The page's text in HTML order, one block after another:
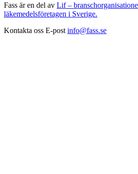
Fass är en del av Lif –
läkemedelsföretagen i Sverige.
Kontakta oss E-post info@fass.se